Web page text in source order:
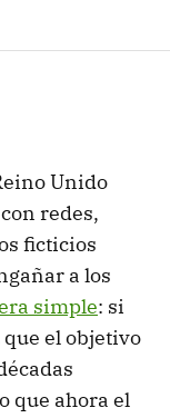
Unido
con redes,
ficticios
a los
simple: si
el objetivo
que ahora el